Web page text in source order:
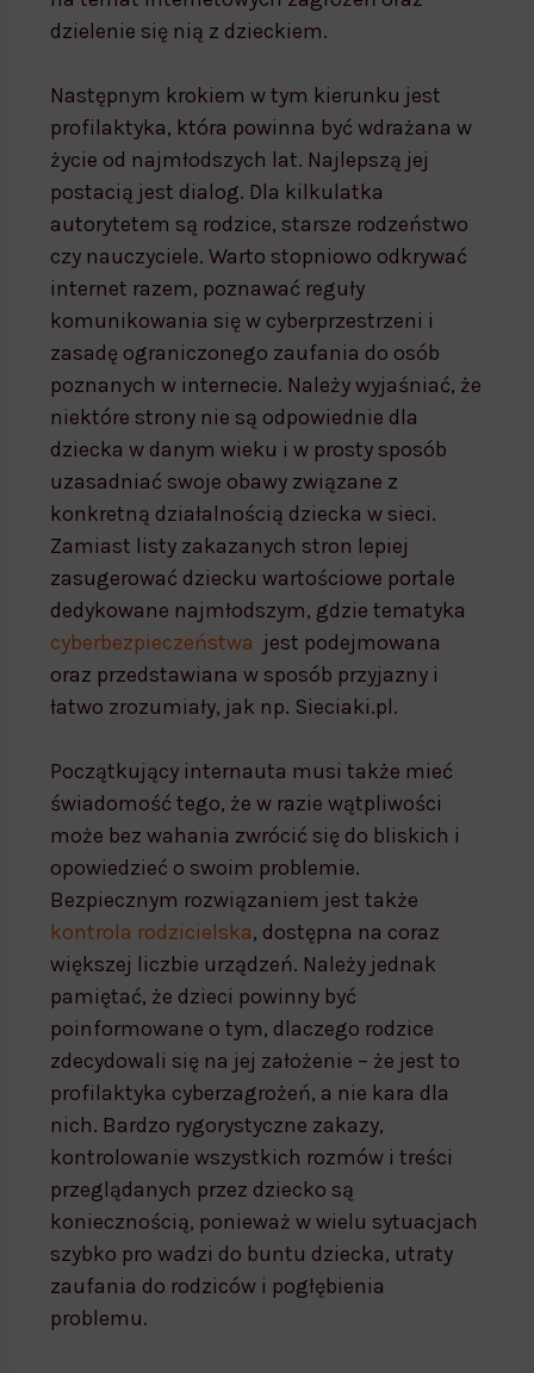
dzielenie się nią z dzieckiem.
Następnym krokiem w tym kierunku jest
profilaktyka, która powinna być wdrażana w
życie od najmłodszych lat. Najlepszą jej
postacią jest dialog. Dla kilkulatka
autorytetem są rodzice, starsze rodzeństwo
czy nauczyciele. Warto stopniowo odkrywać
internet razem, poznawać reguły
komunikowania się w cyberprzestrzeni i
zasadę ograniczonego zaufania do osób
poznanych w internecie. Należy wyjaśniać, że
niektóre strony nie są odpowiednie dla
dziecka w danym wieku i w prosty sposób
uzasadniać swoje obawy związane z
konkretną działalnością dziecka w sieci.
Zamiast listy zakazanych stron lepiej
zasugerować dziecku wartościowe portale
dedykowane najmłodszym, gdzie tematyka
cyberbezpieczeństwa jest podejmowana
oraz przedstawiana w sposób przyjazny i
łatwo zrozumiały, jak np. Sieciaki.pl.
Początkujący internauta musi także mieć
świadomość tego, że w razie wątpliwości
może bez wahania zwrócić się do bliskich i
opowiedzieć o swoim problemie.
Bezpiecznym rozwiązaniem jest także
kontrola rodzicielska, dostępna na coraz
większej liczbie urządzeń. Należy jednak
pamiętać, że dzieci powinny być
poinformowane o tym, dlaczego rodzice
zdecydowali się na jej założenie – że jest to
profilaktyka cyberzagrożeń, a nie kara dla
nich. Bardzo rygorystyczne zakazy,
kontrolowanie wszystkich rozmów i treści
przeglądanych przez dziecko są
koniecznością, ponieważ w wielu sytuacjach
szybko pro wadzi do buntu dziecka, utraty
zaufania do rodziców i pogłębienia
problemu.